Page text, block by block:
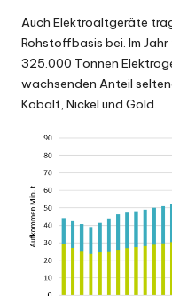
Auch Elektroaltgeräte
Rohstoffbasis bei. Im
325.000 Tonnen
wachsenden Anteil
Kobalt, Nickel und Gold.